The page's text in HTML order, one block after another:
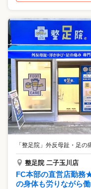
「整足院」外反母趾・足の
整足院 二子玉川店
FC本部の直営店勤務
の身体も労りながら